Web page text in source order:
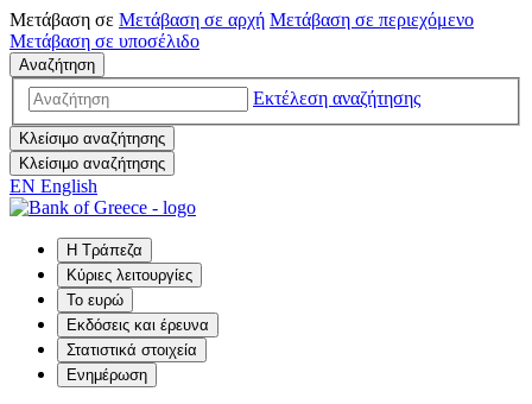
Μετάβαση σε Μετάβαση σε αρχή Μετάβαση σε περιεχόμενο
Μετάβαση σε υποσέλιδο
Αναζήτηση
Εκτέλεση αναζήτησης
Κλείσιμο αναζήτησης
Κλείσιμο αναζήτησης
EN English
Η Τράπεζα
Κύριες λειτουργίες
Το ευρώ
Εκδόσεις και έρευνα
Στατιστικά στοιχεία
Ενημέρωση